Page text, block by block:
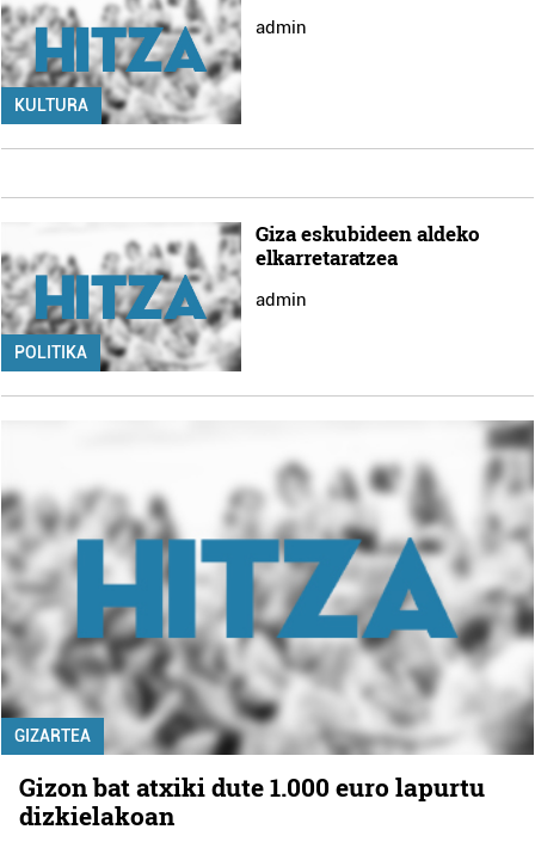
KULTURA
admin
POLITIKA
Giza eskubideen aldeko
elkarretaratzea
admin
GIZARTEA
Gizon bat atxiki dute 1.000 euro lapurtu
dizkielakoan